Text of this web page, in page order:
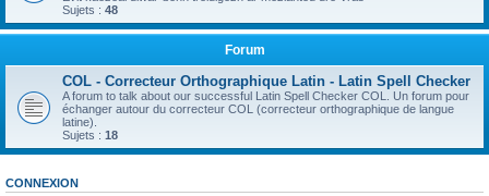
Sujets : 48
Forum
COL - Correcteur Orthographique Latin - Latin Spell Checker
A forum to talk about our successful Latin Spell Checker COL. Un forum pour
échanger autour du correcteur COL (correcteur orthographique de langue
latine).
Sujets : 18
CONNEXION